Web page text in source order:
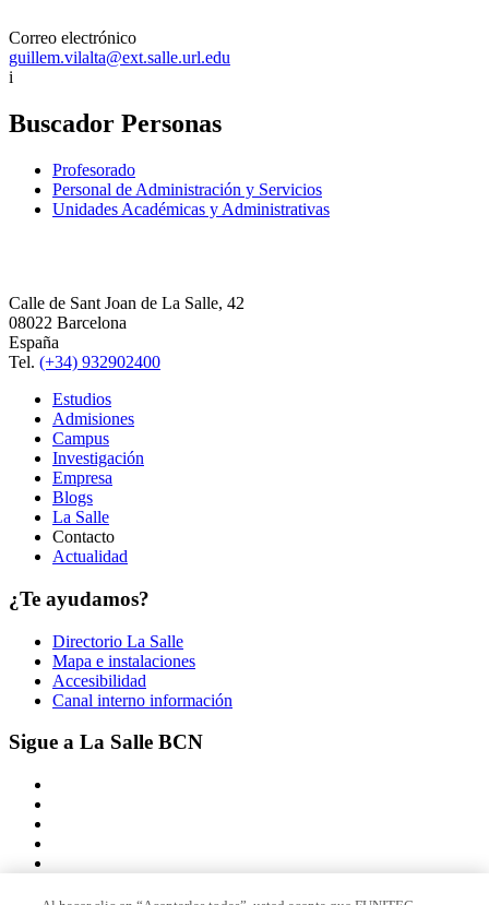
Correo electrónico
guillem.vilalta@ext.salle.url.edu
i
Buscador Personas
Profesorado
Personal de Administración y Servicios
Unidades Académicas y Administrativas
Calle de Sant Joan de La Salle, 42
08022 Barcelona
España
Tel. (+34) 932902400
Estudios
Admisiones
Campus
Investigación
Empresa
Blogs
La Salle
Contacto
Actualidad
¿Te ayudamos?
Directorio La Salle
Mapa e instalaciones
Accesibilidad
Canal interno información
Sigue a La Salle BCN